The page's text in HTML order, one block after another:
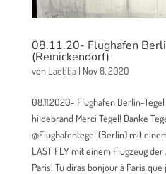
08.11.20- Flughafen
(Reinickendorf)
von Laetitia| Nov 8, 2020
08.11.2020- Flughafen Berlin-
hildebrand Merci Tegel! Danke
@Flughafentegel (Berlin) mit
LAST FLY mit einem Flugzeug der
Paris! Tu diras bonjour à Paris que